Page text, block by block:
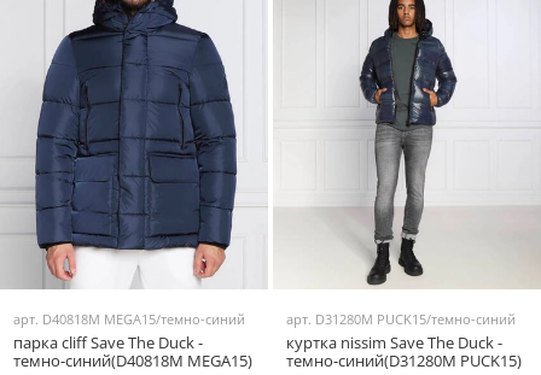
арт. D40818M MEGA15/темно-синий
парка cliff Save The Duck -
темно-синий(D40818M MEGA15)
арт. D31280M PUCK15/темно-синий
куртка nissim Save The Duck -
темно-синий(D31280M PUCK15)